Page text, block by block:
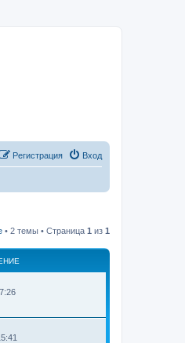
Вход
Регистрация
• 2 темы • Страница 1 из 1